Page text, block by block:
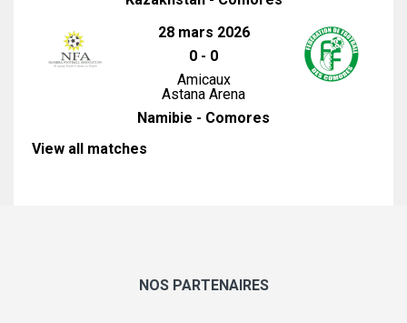
28 mars 2026
0 - 0
Amicaux
Astana Arena
Namibie - Comores
View all matches
NOS PARTENAIRES